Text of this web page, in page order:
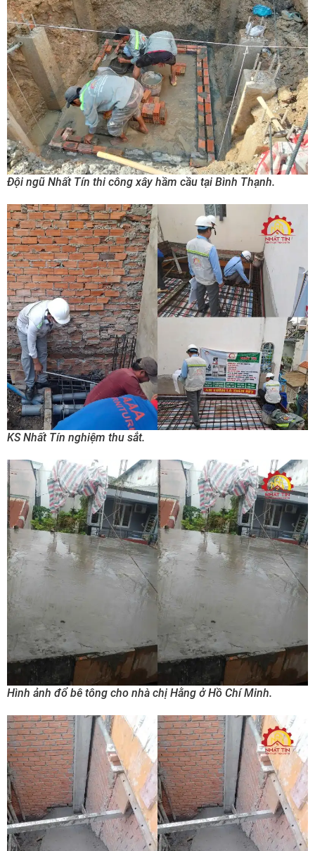
Đội ngũ Nhất Tín thi công xây hầm cầu tại Bình Thạnh.
KS Nhất Tín nghiệm thu sắt.
Hình ảnh đổ bê tông cho nhà chị Hằng ở Hồ Chí Minh.